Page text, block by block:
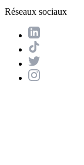
Réseaux sociaux